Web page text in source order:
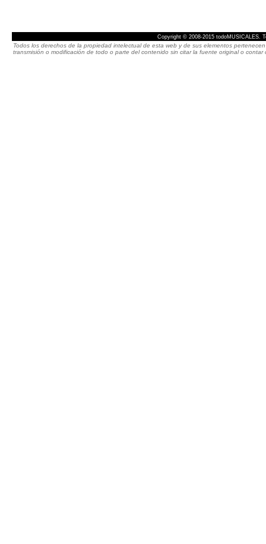
Copyright © 2008-2015 todoMUSICALES.
Todos los derechos de la propiedad intelectual de esta web y de sus elementos
transmisión o modificación de todo o parte del contenido sin citar la fuente original o